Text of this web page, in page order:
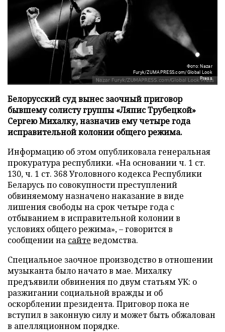
Фото: Nazar
Furyk/ZUMAPRESS.com/Global Look
Press
Белорусский суд вынес заочный приговор
бывшему солисту группы «Ляпис Трубецкой»
Сергею Михалку, назначив ему четыре года
исправительной колонии общего режима.
Информацию об этом опубликовала генеральная
прокуратура республики. «На основании ч. 1 ст.
130, ч. 1 ст. 368 Уголовного кодекса Республики
Беларусь по совокупности преступлений
обвиняемому назначено наказание в виде
лишения свободы на срок четыре года с
отбыванием в исправительной колонии в
условиях общего режима», – говорится в
сообщении на сайте ведомства.
Специальное заочное производство в отношении
музыканта было начато в мае. Михалку
предъявили обвинения по двум статьям УК: о
разжигании социальной вражды и об
оскорблении президента. Приговор пока не
вступил в законную силу и может быть обжалован
в апелляционном порядке.